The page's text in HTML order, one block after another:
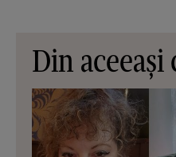
Din aceeași